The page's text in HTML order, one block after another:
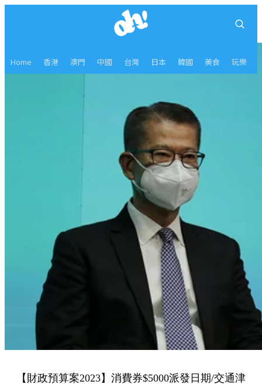
Home 香港 澳門 中國 台灣 日本 韓國 美食 玩樂
【財政預算案2023】消費券$5000派發日期/交通津